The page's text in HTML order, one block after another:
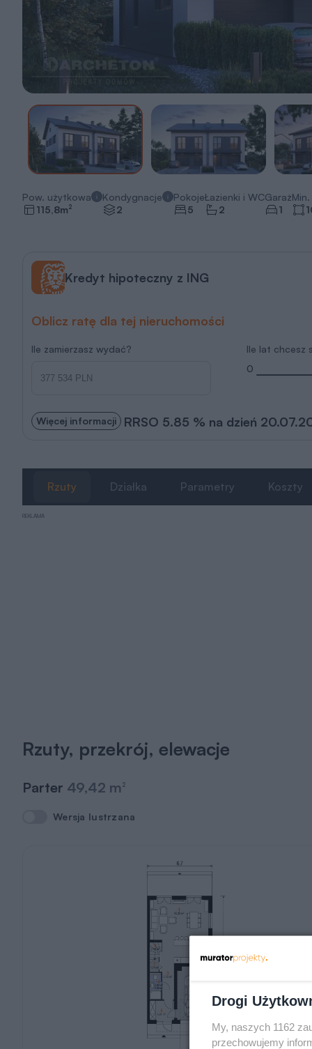
Pow. użytkowa
115,8m2
Kondygnacje
2
Pokoje
5
Łazienki i WC
2
Garaż
1
Min.
Kredyt hipoteczny z ING
Oblicz ratę dla tej nieruchomości
Ile zamierzasz wydać?
Ile lat chcesz
0
Więcej informacji RRSO 5.85 % na dzień
Rzuty Działka Parametry Koszty
REKLAMA
Rzuty, przekrój, elewacje
Parter 49,42 m 2
Wersja lustrzana
Wersja lustrzana
Drogi
My, naszych 1162
przechowujemy